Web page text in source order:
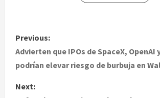
P
o
s
Previous:
Advierten que IPOs de SpaceX, OpenAI
podrían elevar riesgo de burbuja en
Next: